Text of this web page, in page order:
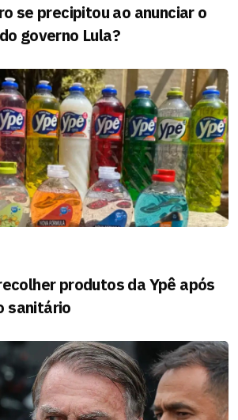
se precipitou ao anunciar o
governo Lula?
produtos da Ypê após
sanitário